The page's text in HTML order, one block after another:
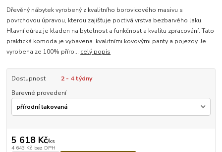
Dřevěný nábytek vyrobený z kvalitního borovicového masivu s
povrchovou úpravou, kterou zajišťuje poctivá vrstva bezbarvého laku.
Hlavní důraz je kladen na bytelnost a funkčnost a kvalitu zpracování. Tato
praktická komoda je vybavena kvalitními kovovými panty a pojezdy. Je
vyrobena ze 100% příro... celý popis
Dostupnost
2 - 4 týdny
Barevné provedení
5 618 Kč/ks
4 643 Kč bez DPH